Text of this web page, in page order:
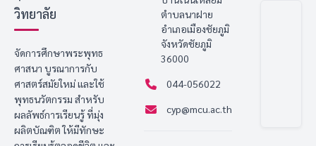
วิทยาลัย
จัดการศึกษาพระพุทธ
ศาสนา บูรณาการกับ
ศาสตร์สมัยใหม่ และใช้
พุทธนวัตกรรม สำหรับ
ผลลัพธ์การเรียนรู้ ที่มุ่ง
ผลิตบัณฑิต ให้มีทักษะ
ตำบลนาฝาย
อำเภอเมืองชัยภูมิ
จังหวัดชัยภูมิ
36000
044-056022
cyp@mcu.ac.th